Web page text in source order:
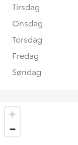
Tirsdag
Onsdag
Torsdag
Fredag
Søndag